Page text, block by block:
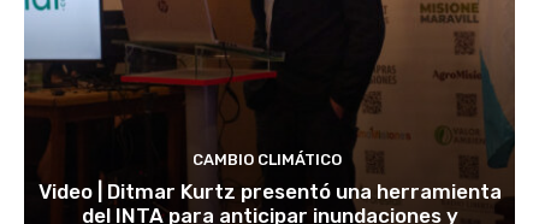
CAMBIO CLIMÁTICO
Video | Ditmar Kurtz presentó una herramienta
del INTA para anticipar inundaciones y